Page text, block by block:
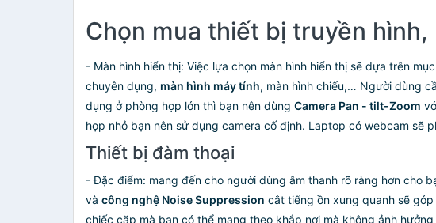
Chọn mua thiết bị truyền
- Màn hình hiển thị: Việc lựa chọn màn hình hiển thị sẽ dựa trên
chuyên dụng, màn hình máy tính, màn hình chiếu,… Người dùng
dụng ở phòng họp lớn thì bạn nên dùng Camera Pan - tilt-Zoom
họp nhỏ bạn nên sử dụng camera cố định. Laptop có webcam sẽ
Thiết bị đàm thoại
- Đặc điểm: mang đến cho người dùng âm thanh rõ ràng hơn cho
và công nghệ Noise Suppression cắt tiếng ồn xung quanh sẽ
chiếc cặp mà bạn có thể mang theo khắp nơi mà không ảnh